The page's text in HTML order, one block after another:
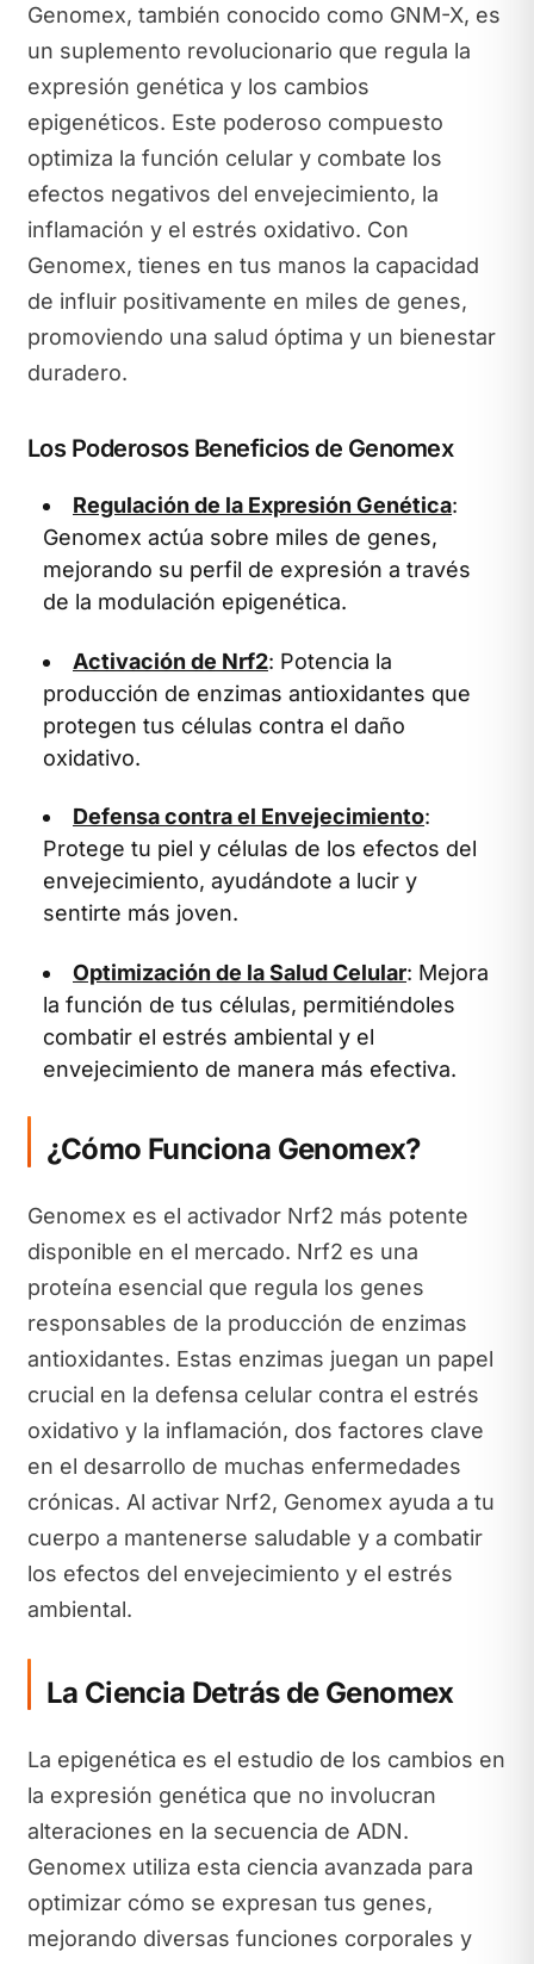
Genomex, también conocido como GNM-X, es
un suplemento revolucionario que regula la
expresión genética y los cambios
epigenéticos. Este poderoso compuesto
optimiza la función celular y combate los
efectos negativos del envejecimiento, la
inflamación y el estrés oxidativo. Con
Genomex, tienes en tus manos la capacidad
de influir positivamente en miles de genes,
promoviendo una salud óptima y un bienestar
duradero.
Los Poderosos Beneficios de Genomex
Regulación de la Expresión Genética:
Genomex actúa sobre miles de genes,
mejorando su perfil de expresión a través
de la modulación epigenética.
Activación de Nrf2: Potencia la
producción de enzimas antioxidantes que
protegen tus células contra el daño
oxidativo.
Defensa contra el Envejecimiento:
Protege tu piel y células de los efectos del
envejecimiento, ayudándote a lucir y
sentirte más joven.
Optimización de la Salud Celular: Mejora
la función de tus células, permitiéndoles
combatir el estrés ambiental y el
envejecimiento de manera más efectiva.
¿Cómo Funciona Genomex?
Genomex es el activador Nrf2 más potente
disponible en el mercado. Nrf2 es una
proteína esencial que regula los genes
responsables de la producción de enzimas
antioxidantes. Estas enzimas juegan un papel
crucial en la defensa celular contra el estrés
oxidativo y la inflamación, dos factores clave
en el desarrollo de muchas enfermedades
crónicas. Al activar Nrf2, Genomex ayuda a tu
cuerpo a mantenerse saludable y a combatir
los efectos del envejecimiento y el estrés
ambiental.
La Ciencia Detrás de Genomex
La epigenética es el estudio de los cambios en
la expresión genética que no involucran
alteraciones en la secuencia de ADN.
Genomex utiliza esta ciencia avanzada para
optimizar cómo se expresan tus genes,
mejorando diversas funciones corporales y